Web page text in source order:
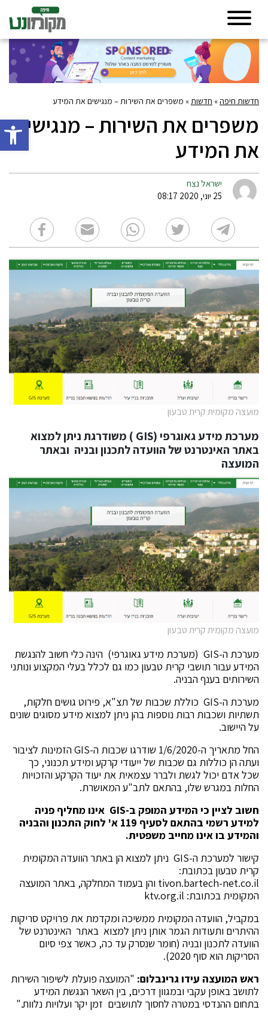
פתח
חדשות חיפה» חדשות» משפרים את השירות – מנגישים את המידע
משפרים את השירות – מנגישים
את המידע
ישראל נצח
25 יוני, 2020 08:17
מועצה מקומית קרית טבעון
מערכת מידע גאוגרפי (GIS ) משודרגת ניתן למצוא
באתר האינטרנט של הוועדה לתכנון ובניה ובאתר
המועצה
מועצה מקומית קרית טבעון
מערכת ה-GIS (מערכת מידע גאוגרפי) הינה כלי חשוב להנגשת
המידע עבור תושבי קרית טבעון כמו גם לכלל בעלי המקצוע ונותני
השירותים בענף הבניה.
מערכת ה-GIS כוללת שכבות של תצ"א, פירוט גושים חלקות,
תשתיות ושכבות רבות נוספות בהן ניתן למצוא מידע מסוגים שונים
על היישוב.
החל מתאריך ה-1/6/2020 שודרגו שכבות ה-GIS הזמינות לציבור
ועתה הן כוללות גם שכבות של ייעודי קרקע ומידע תכנוני, כך
שכל אדם יכול לגשת ולברר עצמאית את יעוד הקרקע והזכויות
החלות במגרש שלו, בהתאם לתב"ע המאושרת.
חשוב לציין כי המידע המופק ב-GIS אינו מחליף פניה
למידע רשמי בהתאם לסעיף 119 א' לחוק התכנון והבניה
והמידע בו אינו מחייב משפטית.
קישור למערכת ה-GIS ניתן למצוא הן באתר הוועדה המקומית
קרית טבעון בכתובת:
tivon.bartech-net.co.il והן בעמוד המחלקה, באתר המועצה
המקומית בכתובת: ktv.org.il
במקביל, הוועדה המקומית ממשיכה ומקדמת את פרויקט סריקות
ההיתרים ותעודות הגמר אותן ניתן למצוא באתר האינטרנט של
הוועדה לתכנון ובניה (חומר שנסרק עד כה, כאשר צפי סיום
הסריקות הוא סוף 2020).
ראש המועצה עידו גרינבלום: "המועצה פועלת לשיפור השירות
לתושב באופן עקבי ובמגוון דרכים, בין השאר הנגשת המידע
בתחום ההנדסי במטרה לחסוך לתושבים זמן יקר ועלויות נלוות."